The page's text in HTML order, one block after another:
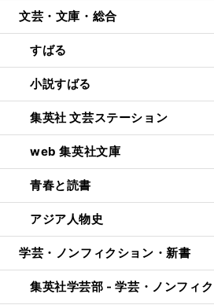
文芸・文庫・総合
すばる
小説すばる
集英社 文芸ステーション
web 集英社文庫
青春と読書
アジア人物史
学芸・ノンフィクション・新書
集英社学芸部 - 学芸・ノンフィ